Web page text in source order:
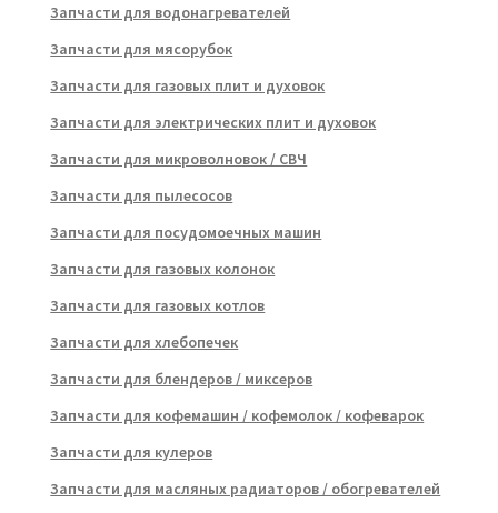
Запчасти для водонагревателей
Запчасти для мясорубок
Запчасти для газовых плит и духовок
Запчасти для электрических плит и духовок
Запчасти для микроволновок / СВЧ
Запчасти для пылесосов
Запчасти для посудомоечных машин
Запчасти для газовых колонок
Запчасти для газовых котлов
Запчасти для хлебопечек
Запчасти для блендеров / миксеров
Запчасти для кофемашин / кофемолок / кофеварок
Запчасти для кулеров
Запчасти для масляных радиаторов / обогревателей